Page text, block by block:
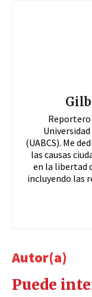
Reportero
(UABCS). Me
las causas
en la libertad
incluyendo las
Autor(a)
Puede